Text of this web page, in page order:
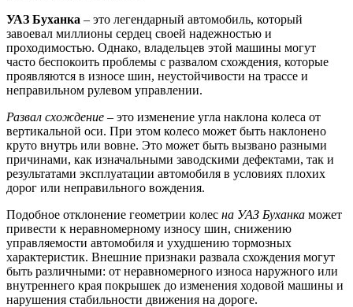
УАЗ Буханка – это легендарный автомобиль, который
завоевал миллионы сердец своей надежностью и
проходимостью. Однако, владельцев этой машины могут
часто беспокоить проблемы с развалом схождения, которые
проявляются в износе шин, неустойчивости на трассе и
неправильном рулевом управлении.
Развал схождение – это изменение угла наклона колеса от
вертикальной оси. При этом колесо может быть наклонено
круто внутрь или вовне. Это может быть вызвано разными
причинами, как изначальными заводскими дефектами, так и
результатами эксплуатации автомобиля в условиях плохих
дорог или неправильного вождения.
Подобное отклонение геометрии колес на УАЗ Буханка может
привести к неравномерному износу шин, снижению
управляемости автомобиля и ухудшению тормозных
характеристик. Внешние признаки развала схождения могут
быть различными: от неравномерного износа наружного или
внутреннего края покрышек до изменения ходовой машины и
нарушения стабильности движения на дороге.